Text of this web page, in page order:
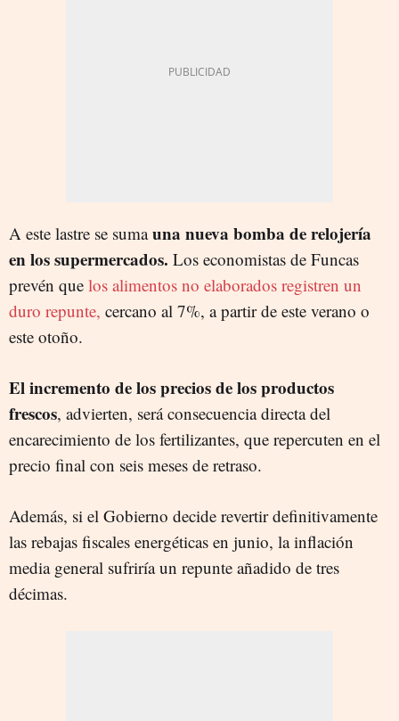
A este lastre se sumauna nueva bomba de relojería
en los supermercados. Los economistas de Funcas
prevén que los alimentos no elaborados registren un
duro repunte, cercano al 7%, a partir de este verano o
este otoño.
El incremento de los precios de los productos
frescos, advierten, será consecuencia directa del
encarecimiento de los fertilizantes, que repercuten en el
precio final con seis meses de retraso.
Además, si el Gobierno decide revertir definitivamente
las rebajas fiscales energéticas en junio, la inflación
media general sufriría un repunte añadido de tres
décimas.